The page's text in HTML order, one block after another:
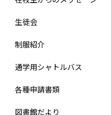
生徒会
制服紹介
通学用シャトルバス
各種申請書類
図書館だより